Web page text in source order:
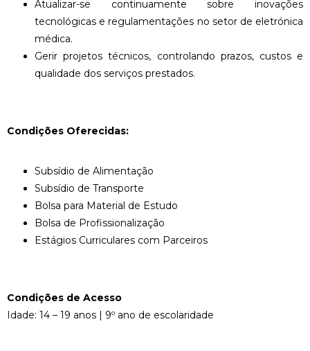
Atualizar-se continuamente sobre inovações
tecnológicas e regulamentações no setor de eletrónica
médica.
Gerir projetos técnicos, controlando prazos, custos e
qualidade dos serviços prestados.
Condições Oferecidas:
Subsídio de Alimentação
Subsídio de Transporte
Bolsa para Material de Estudo
Bolsa de Profissionalização
Estágios Curriculares com Parceiros
Condições de Acesso
Idade: 14 – 19 anos | 9º ano de escolaridade